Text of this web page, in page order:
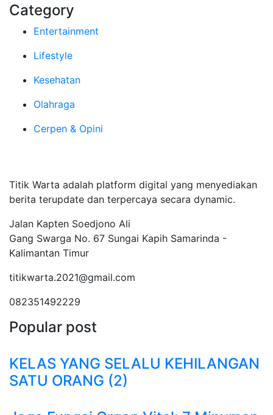
Category
Entertainment
Lifestyle
Kesehatan
Olahraga
Cerpen & Opini
Titik Warta adalah platform digital yang menyediakan
berita terupdate dan terpercaya secara dynamic.
Jalan Kapten Soedjono Ali
Gang Swarga No. 67 Sungai Kapih Samarinda -
Kalimantan Timur
titikwarta.2021@gmail.com
082351492229
Popular post
KELAS YANG SELALU KEHILANGAN
SATU ORANG (2)